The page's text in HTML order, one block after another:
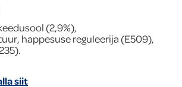
(2,9%),
happesuse reguleerija (E509),
siit